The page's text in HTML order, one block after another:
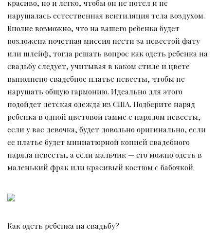
красиво, но и легко, чтобы он не потел и не
нарушалась естественная вентиляция тела воздухом.
Вполне возможно, что на вашего ребенка будет
возложена почетная миссия нести за невестой фату
или шлейф, тогда решать вопрос как одеть ребенка на
свадьбу следует, учитывая в каком стиле и цвете
выполнено свадебное платье невесты, чтобы не
нарушать общую гармонию. Идеально для этого
подойдет детская одежда из США. Подберите наряд
ребенка в одной цветовой гамме с нарядом невесты,
если у вас девочка, будет довольно оригинально, если
ее платье будет миниатюрной копией свадебного
наряда невесты, а если мальчик — его можно одеть в
маленький фрак или красивый костюм с бабочкой.
Как одеть ребенка на свадьбу?